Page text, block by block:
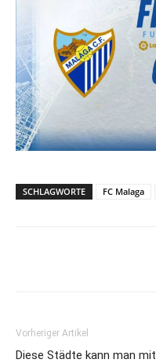
SCHLAGWORTE FC Malaga
Vorheriger Artikel
Diese Städte kann man mit